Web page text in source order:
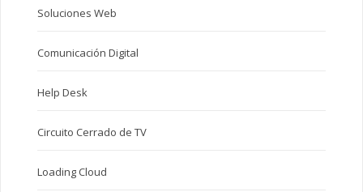
Soluciones Web
Comunicación Digital
Help Desk
Circuito Cerrado de TV
Loading Cloud